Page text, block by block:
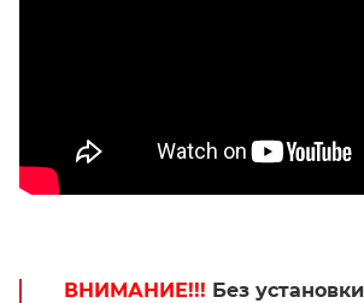
ВНИМАНИЕ!!! Без